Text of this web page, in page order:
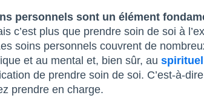
personnels sont un élément
c’est plus que prendre soin de soi à
soins personnels couvrent de
et au mental et, bien sûr, au spirituel
de prendre soin de soi. C’est-à-
prendre en charge.